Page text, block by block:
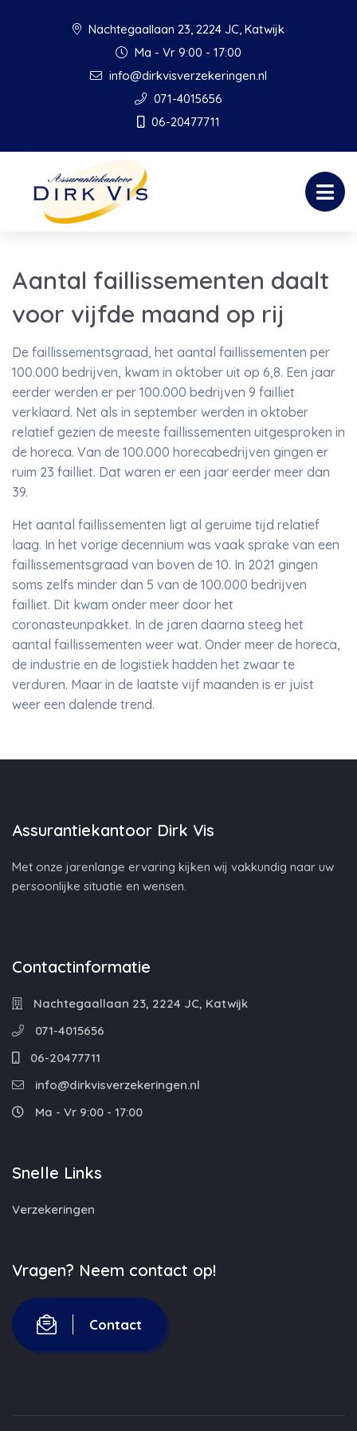
Nachtegaallaan 23, 2224 JC, Katwijk
Ma - Vr 9:00 - 17:00
info@dirkvisverzekeringen.nl
071-4015656
06-20477711
Aantal faillissementen daalt
voor vijfde maand op rij
De faillissementsgraad, het aantal faillissementen per
100.000 bedrijven, kwam in oktober uit op 6,8. Een jaar
eerder werden er per 100.000 bedrijven 9 failliet
verklaard. Net als in september werden in oktober
relatief gezien de meeste faillissementen uitgesproken in
de horeca. Van de 100.000 horecabedrijven gingen er
ruim 23 failliet. Dat waren er een jaar eerder meer dan
39.
Het aantal faillissementen ligt al geruime tijd relatief
laag. In het vorige decennium was vaak sprake van een
faillissementsgraad van boven de 10. In 2021 gingen
soms zelfs minder dan 5 van de 100.000 bedrijven
failliet. Dit kwam onder meer door het
coronasteunpakket. In de jaren daarna steeg het
aantal faillissementen weer wat. Onder meer de horeca,
de industrie en de logistiek hadden het zwaar te
verduren. Maar in de laatste vijf maanden is er juist
weer een dalende trend.
Assurantiekantoor Dirk Vis
Met onze jarenlange ervaring kijken wij vakkundig naar uw
persoonlijke situatie en wensen.
Contactinformatie
Nachtegaallaan 23, 2224 JC, Katwijk
071-4015656
06-20477711
info@dirkvisverzekeringen.nl
Ma - Vr 9:00 - 17:00
Snelle Links
Verzekeringen
Vragen? Neem contact op!
Contact